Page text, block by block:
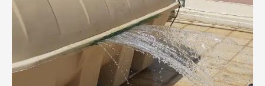
جلاس
بالرياض